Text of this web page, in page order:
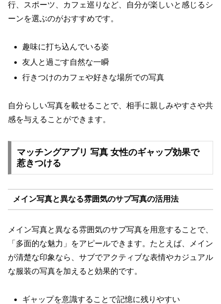
行、スポーツ、カフェ巡りなど、自分が楽しいと感じるシ
ーンを選ぶのがおすすめです。
趣味に打ち込んでいる姿
友人と過ごす自然な一瞬
行きつけのカフェや好きな場所での写真
自分らしい写真を載せることで、相手に親しみやすさや共
感を与えることができます。
マッチングアプリ 写真 女性のギャップ効果で
惹きつける
メイン写真と異なる雰囲気のサブ写真の活用法
メイン写真と異なる雰囲気のサブ写真を用意することで、
「多面的な魅力」をアピールできます。たとえば、メイン
が清楚な印象なら、サブでアクティブな表情やカジュアル
な服装の写真を加えると効果的です。
ギャップを意識することで記憶に残りやすい